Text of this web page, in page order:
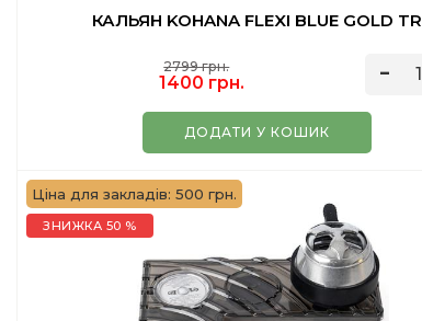
КАЛЬЯН KOHANA FLEXI BLUE GOLD TR
2799 грн.
1400 грн.
ДОДАТИ У КОШИК
Ціна для закладів: 500 грн.
ЗНИЖКА 50 %